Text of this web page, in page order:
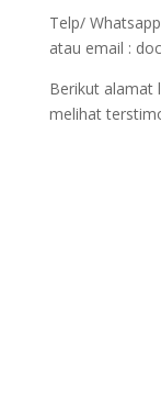
Telp/
atau email :
Berikut alamat
melihat